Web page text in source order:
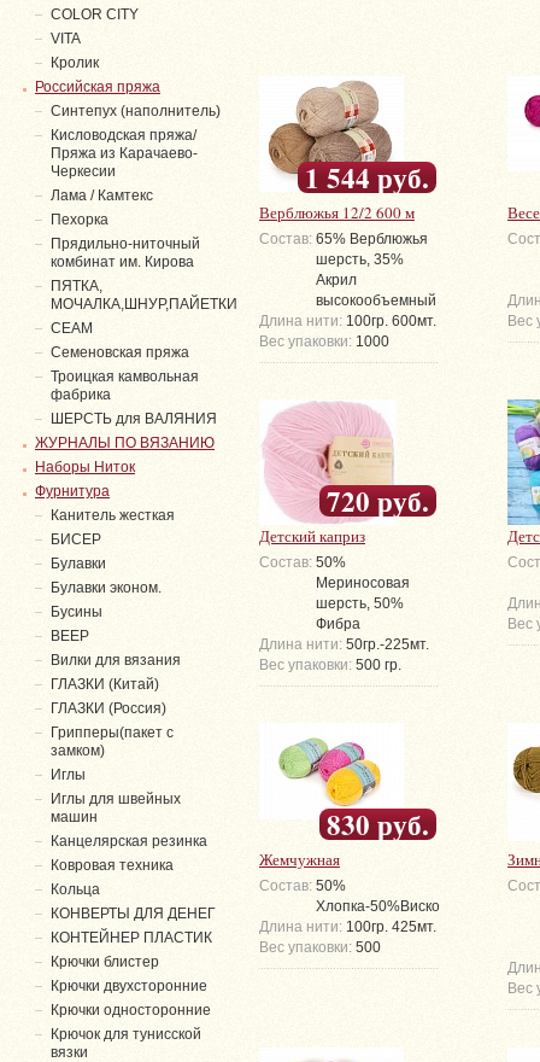
Верблюжья 12/2 600 м
1 544 руб.
Состав: 65% Верблюжья
шерсть, 35%
Акрил
высокообъемный
Длина нити: 100гр. 600мт.
Вес упаковки: 1000
Вес
Детский каприз
720 руб.
Состав: 50%
Мериносовая
шерсть, 50%
Фибра
Длина нити: 50гр.-225мт.
Вес упаковки: 500 гр.
Вес
Жемчужная
830 руб.
Состав: 50%
Хлопка-50%Вискоза
Длина нити: 100гр. 425мт.
Вес упаковки: 500
Вес
COLOR CITY
VITA
Кролик
Российская пряжа
Синтепух (наполнитель)
Кисловодская пряжа/
Пряжа из Карачаево-
Черкесии
Лама / Камтекс
Пехорка
Прядильно-ниточный
комбинат им. Кирова
ПЯТКА,
МОЧАЛКА,ШНУР,ПАЙЕТКИ
СЕАМ
Семеновская пряжа
Троицкая камвольная
фабрика
ШЕРСТЬ для ВАЛЯНИЯ
ЖУРНАЛЫ ПО ВЯЗАНИЮ
Наборы Ниток
Фурнитура
Канитель жесткая
БИСЕР
Булавки
Булавки эконом.
Бусины
ВЕЕР
Вилки для вязания
ГЛАЗКИ (Китай)
ГЛАЗКИ (Россия)
Грипперы(пакет с
замком)
Иглы
Иглы для швейных
машин
Канцелярская резинка
Ковровая техника
Кольца
КОНВЕРТЫ ДЛЯ ДЕНЕГ
КОНТЕЙНЕР ПЛАСТИК
Крючки блистер
Крючки двухсторонние
Крючки односторонние
Крючок для тунисской
вязки